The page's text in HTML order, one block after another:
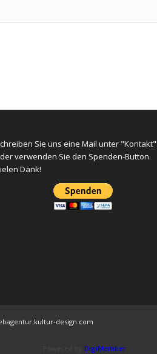
Sie uns eine Mail unter "Kontakt"
verwenden Sie den Spenden-Button.
Dank!
kultur-design.com
DigiMember